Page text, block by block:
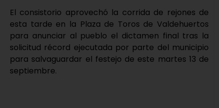
El consistorio aprovechó la corrida de rejones de
esta tarde en la Plaza de Toros de Valdehuertos
para anunciar al pueblo el dictamen final tras la
solicitud récord ejecutada por parte del municipio
para salvaguardar el festejo de este martes 13 de
septiembre.